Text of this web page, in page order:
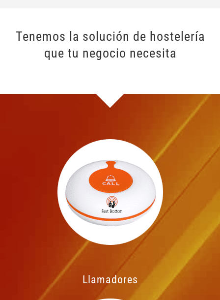
Tenemos la solución de hostelería
que tu negocio necesita
Llamadores